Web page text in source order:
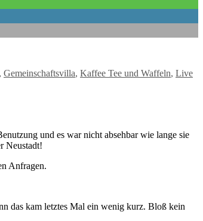
, Gemeinschaftsvilla, Kaffee Tee und Waffeln, Live
und es war nicht absehbar wie lange sie
Neustadt!
Anfragen.
das kam letztes Mal ein wenig kurz. Bloß kein